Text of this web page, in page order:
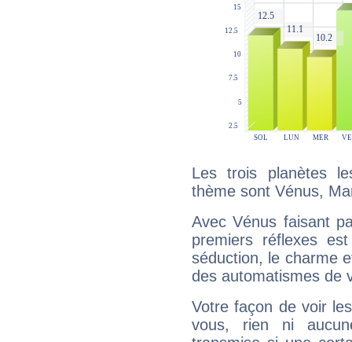
Les trois planètes
thème sont Vénus,
Avec Vénus faisant
premiers réflexes
séduction, le charme
des automatismes de
Votre façon de voir
vous, rien ni